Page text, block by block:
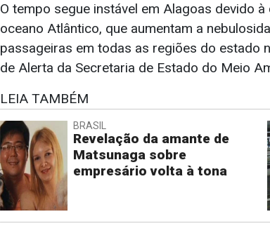
O tempo segue instável em Alagoas devido
oceano Atlântico, que aumentam a
passageiras em todas as regiões do estado
de Alerta da Secretaria de Estado do Meio
LEIA TAMBÉM
BRASIL
Revelação da amante de
Matsunaga sobre
empresário volta à tona